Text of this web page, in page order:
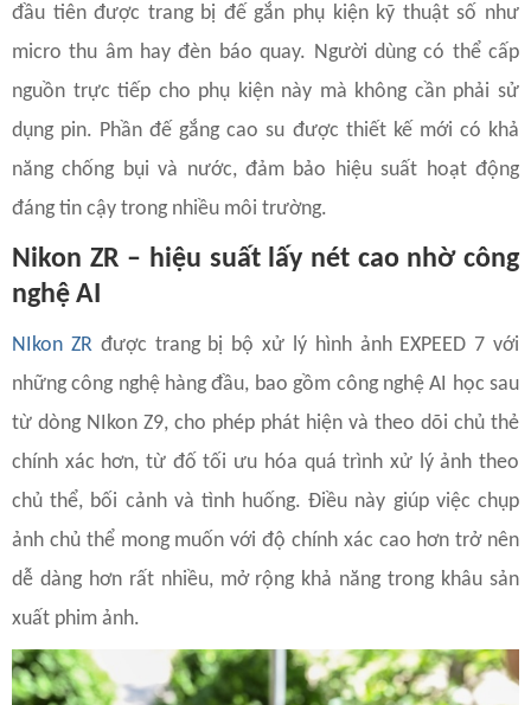
đầu tiên được trang bị đế gắn phụ kiện kỹ thuật số như
micro thu âm hay đèn báo quay. Người dùng có thể cấp
nguồn trực tiếp cho phụ kiện này mà không cần phải sử
dụng pin. Phần đế gắng cao su được thiết kế mới có khả
năng chống bụi và nước, đảm bảo hiệu suất hoạt động
đáng tin cậy trong nhiều môi trường.
Nikon ZR – hiệu suất lấy nét cao nhờ công
nghệ AI
NIkon ZRđược trang bị bộ xử lý hình ảnh EXPEED 7 với
những công nghệ hàng đầu, bao gồm công nghệ AI học sau
từ dòng NIkon Z9, cho phép phát hiện và theo dõi chủ thẻ
chính xác hơn, từ đố tối ưu hóa quá trình xử lý ảnh theo
chủ thể, bối cảnh và tình huống. Điều này giúp việc chụp
ảnh chủ thể mong muốn với độ chính xác cao hơn trở nên
dễ dàng hơn rất nhiều, mở rộng khả năng trong khâu sản
xuất phim ảnh.